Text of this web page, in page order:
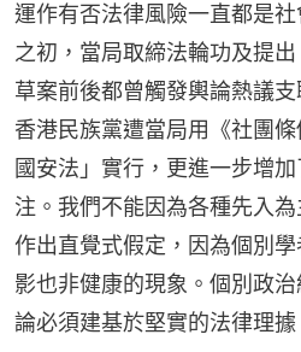
運作有否法律風險一直都是
之初，當局取締法輪功及提
草案前後都曾觸發輿論熱議
香港民族黨遭當局用《社團
國安法」實行，更進一步增
注。我們不能因為各種先入
作出直覺式假定，因為個別
影也非健康的現象。個別政
論必須建基於堅實的法律理據